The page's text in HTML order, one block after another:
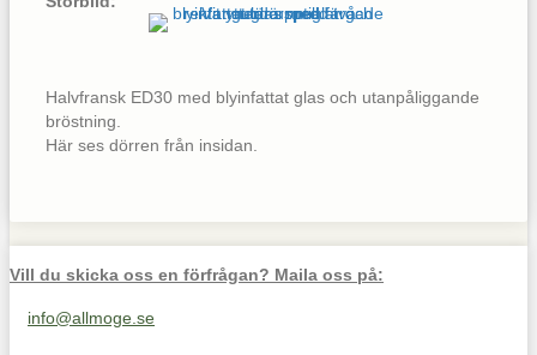
Halvfransk ED30 med blyinfattat glas och utanpåliggande
bröstning.
Här ses dörren från insidan.
Vill du skicka oss en förfrågan? Maila oss på:
Maila oss på info@allmoge.se
info@allmoge.se